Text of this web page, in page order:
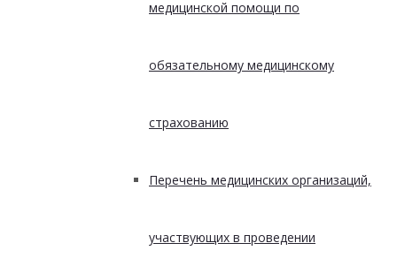
медицинской помощи по
обязательному медицинскому
страхованию
Перечень медицинских организаций,
участвующих в проведении